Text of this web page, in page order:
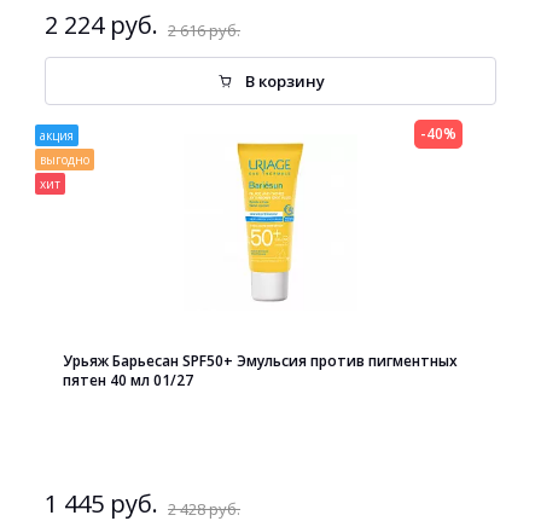
2 224 руб. 2 616 руб.
В корзину
акция
выгодно
хит
Урьяж Барьесан SPF50+ Эмульсия против пигментных
пятен 40 мл 01/27
1 445 руб. 2 428 руб.
-40%